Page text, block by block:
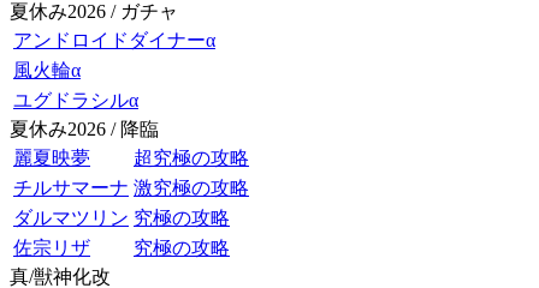
夏休み2026 / ガチャ
アンドロイドダイナーα
風火輪α
ユグドラシルα
夏休み2026 / 降臨
麗夏映夢
超究極の攻略
チルサマーナ 激究極の攻略
ダルマツリン 究極の攻略
佐宗リザ
究極の攻略
真/獣神化改